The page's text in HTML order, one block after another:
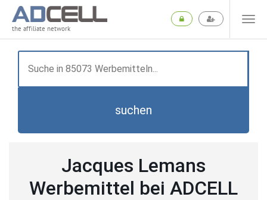
the affiliate network
suchen
Jacques Lemans
Werbemittel bei ADCELL